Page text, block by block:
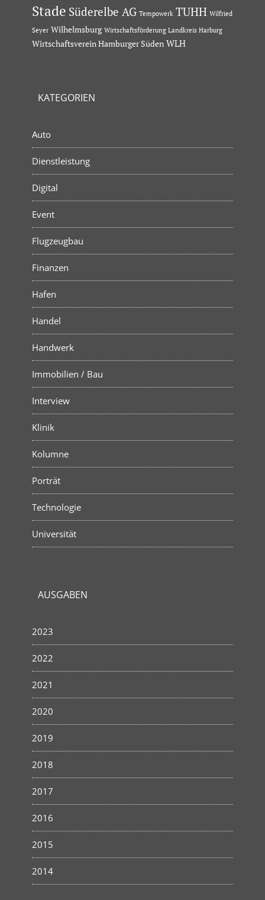
Stade Süderelbe AG Tempowerk TUHH Wilfried
Seyer Wilhelmsburg Wirtschaftsförderung Landkreis Harburg
Wirtschaftsverein Hamburger Süden WLH
KATEGORIEN
Auto
Dienstleistung
Digital
Event
Flugzeugbau
Finanzen
Hafen
Handel
Handwerk
Immobilien / Bau
Interview
Klinik
Kolumne
Porträt
Technologie
Universität
AUSGABEN
2023
2022
2021
2020
2019
2018
2017
2016
2015
2014